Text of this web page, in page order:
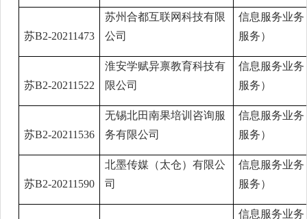
苏B2-20211473
苏州合都互联网科技有限
公司
信息服务业
服务）
苏B2-20211522
淮安学赋异禀教育科技有
限公司
信息服务业
服务）
苏B2-20211536
无锡北田南果培训咨询服
务有限公司
信息服务业
服务）
苏B2-20211590
北墨传媒（太仓）有限公
司
信息服务业
服务）
信息服务业